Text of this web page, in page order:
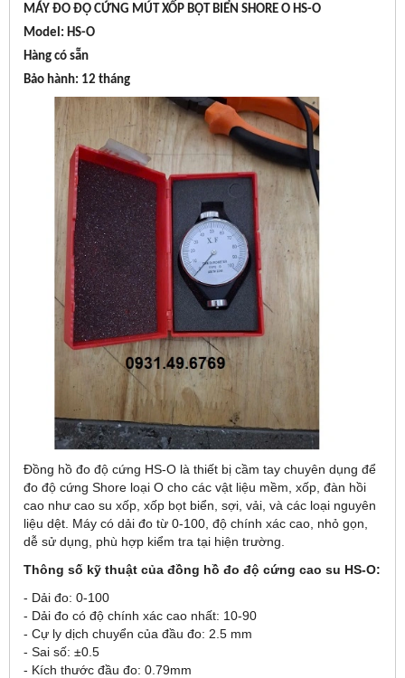
MÁY ĐO ĐỘ CỨNG MÚT XỐP BỌT BIỂN SHORE O HS-O
Model: HS-O
Hàng có sẵn
Bảo hành: 12 tháng
Đồng hồ đo độ cứng HS-O là thiết bị cầm tay chuyên dụng để
đo độ cứng Shore loại O cho các vật liệu mềm, xốp, đàn hồi
cao như cao su xốp, xốp bọt biển, sợi, vải, và các loại nguyên
liệu dệt. Máy có dải đo từ 0-100, độ chính xác cao, nhỏ gọn,
dễ sử dụng, phù hợp kiểm tra tại hiện trường.
Thông số kỹ thuật của đồng hồ đo độ cứng cao su HS-O:
- Dải đo: 0-100
- Dải đo có độ chính xác cao nhất: 10-90
- Cự ly dịch chuyển của đầu đo: 2.5 mm
- Sai số: ±0.5
- Kích thước đầu đo: 0.79mm